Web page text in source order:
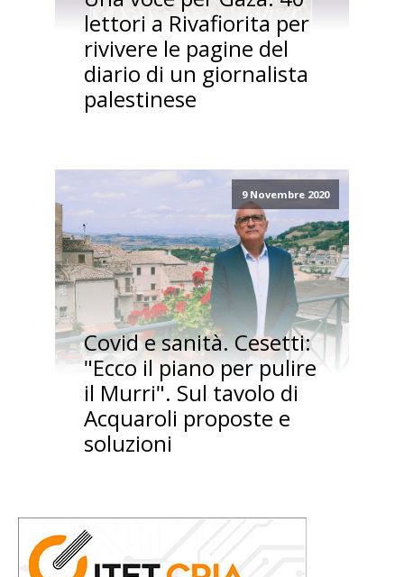
lettori a Rivafiorita per
rivivere le pagine del
diario di un giornalista
palestinese
9 Novembre 2020
Covid e sanità. Cesetti:
"Ecco il piano per pulire
il Murri". Sul tavolo di
Acquaroli proposte e
soluzioni